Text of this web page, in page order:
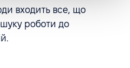
входить все, що
роботи до